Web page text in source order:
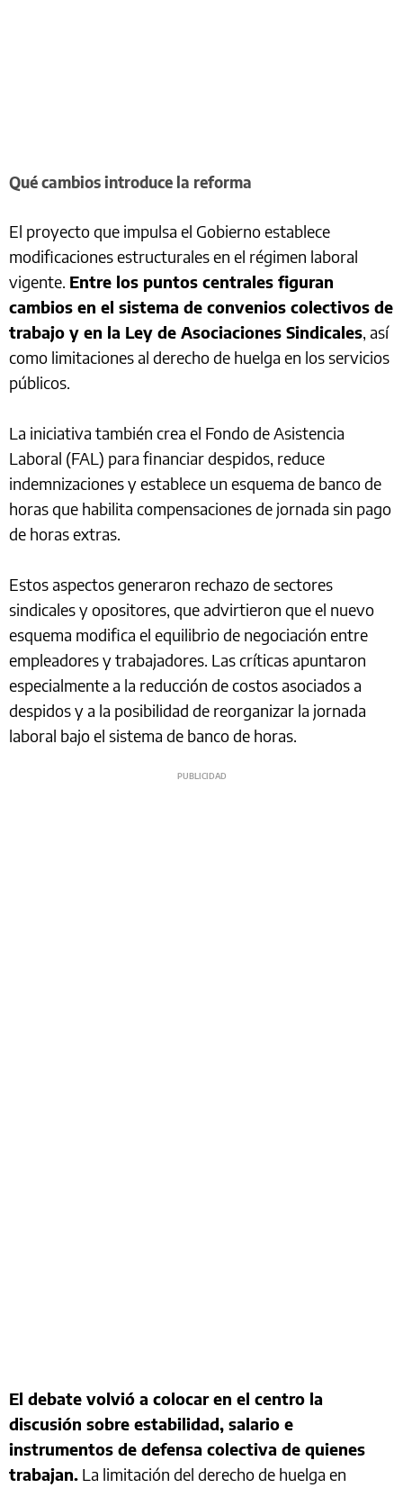
Qué cambios introduce la reforma
El proyecto que impulsa el Gobierno establece
modificaciones estructurales en el régimen laboral
vigente. Entre los puntos centrales figuran
cambios en el sistema de convenios colectivos de
trabajo y en la Ley de Asociaciones Sindicales, así
como limitaciones al derecho de huelga en los servicios
públicos.
La iniciativa también crea el Fondo de Asistencia
Laboral (FAL) para financiar despidos, reduce
indemnizaciones y establece un esquema de banco de
horas que habilita compensaciones de jornada sin pago
de horas extras.
Estos aspectos generaron rechazo de sectores
sindicales y opositores, que advirtieron que el nuevo
esquema modifica el equilibrio de negociación entre
empleadores y trabajadores. Las críticas apuntaron
especialmente a la reducción de costos asociados a
despidos y a la posibilidad de reorganizar la jornada
laboral bajo el sistema de banco de horas.
El debate volvió a colocar en el centro la
discusión sobre estabilidad, salario e
instrumentos de defensa colectiva de quienes
trabajan. La limitación del derecho de huelga en